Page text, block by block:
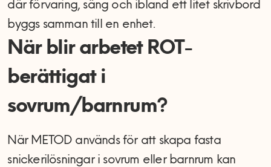
där förvaring, säng och ibland ett litet skrivbord
byggs samman till en enhet.
När blir arbetet ROT-
berättigat i
sovrum/barnrum?
När METOD används för att skapa fasta
snickerilösningar i sovrum eller barnrum kan